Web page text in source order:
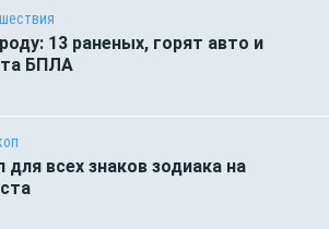
13 раненых, горят авто и
БПЛА
всех знаков зодиака на